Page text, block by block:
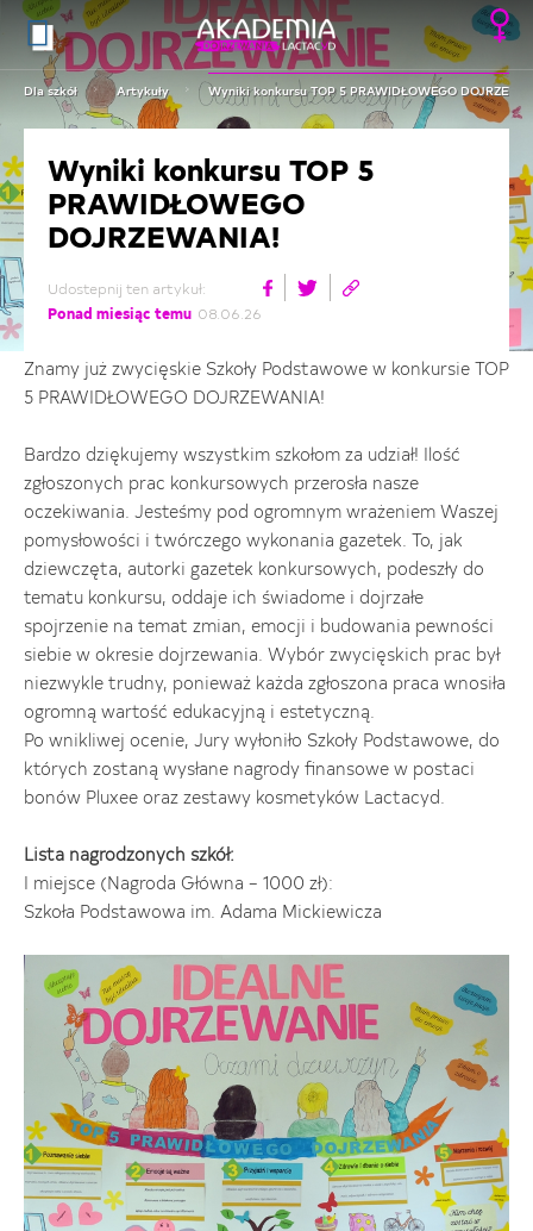
Dla szkół Artykuły Wyniki konkursu TOP 5 PRAWIDŁOWEGO
Wyniki konkursu TOP 5
PRAWIDŁOWEGO
DOJRZEWANIA!
Udostepnij ten artykuł:
Ponad miesiąc temu 08.06.26
Znamy już zwycięskie Szkoły Podstawowe w konkursie TOP
5 PRAWIDŁOWEGO DOJRZEWANIA!
Bardzo dziękujemy wszystkim szkołom za udział! Ilość
zgłoszonych prac konkursowych przerosła nasze
oczekiwania. Jesteśmy pod ogromnym wrażeniem Waszej
pomysłowości i twórczego wykonania gazetek. To, jak
dziewczęta, autorki gazetek konkursowych, podeszły do
tematu konkursu, oddaje ich świadome i dojrzałe
spojrzenie na temat zmian, emocji i budowania pewności
siebie w okresie dojrzewania. Wybór zwycięskich prac był
niezwykle trudny, ponieważ każda zgłoszona praca wnosiła
ogromną wartość edukacyjną i estetyczną.
Po wnikliwej ocenie, Jury wyłoniło Szkoły Podstawowe, do
których zostaną wysłane nagrody finansowe w postaci
bonów Pluxee oraz zestawy kosmetyków Lactacyd.
Lista nagrodzonych szkół:
I miejsce (Nagroda Główna – 1000 zł):
Szkoła Podstawowa im. Adama Mickiewicza